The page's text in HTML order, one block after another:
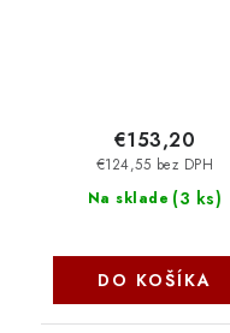
Na sklade (3 ks)
€124,55 bez DPH
€153,20
DO KOŠÍKA